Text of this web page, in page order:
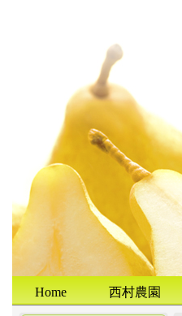
Home 西村農園